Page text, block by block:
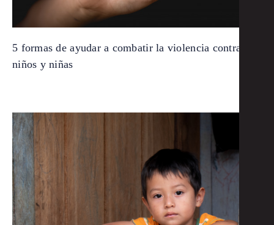
5 formas de ayudar a combatir la violencia contra
niños y niñas